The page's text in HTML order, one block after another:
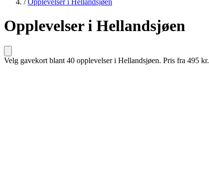
/Opplevelser i Hellandsjøen
Opplevelser i Hellandsjøen
Velg gavekort blant 40 opplevelser i Hellandsjøen. Pris fra 495 kr.